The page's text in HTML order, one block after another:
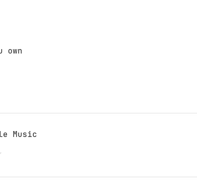
own
Music